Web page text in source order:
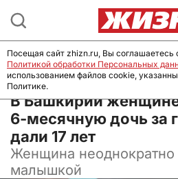
01 июня 2026, 08:20
В Башкирии
6-месячную дочь за
дали 17 лет
Женщина неоднократно
малышкой
Посещая сайт zhizn.ru, Вы соглашаетесь
Политикой обработки Персональных
использованием файлов cookie,
Политике.